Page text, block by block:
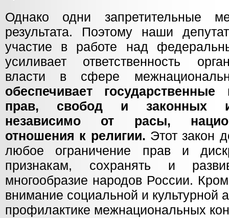
Однако одни запретительные
результата. Поэтому наши
участие в работе над
усиливает ответственность
власти в сфере
обеспечивает государственные
прав, свобод и законных
независимо от расы,
отношения к религии. Этот закон
любое ограничение прав и
признакам, сохранять и
многообразие народов России.
внимание социальной и культурной
профилактике межнациональных